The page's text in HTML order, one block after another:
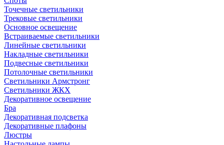
Точечные светильники
Трековые светильники
Основное освещение
Встраиваемые светильники
Линейные светильники
Накладные светильники
Подвесные светильники
Потолочные светильники
Светильники Армстронг
Светильники ЖКХ
Декоративное освещение
Бра
Декоративная подсветка
Декоративные плафоны
Люстры